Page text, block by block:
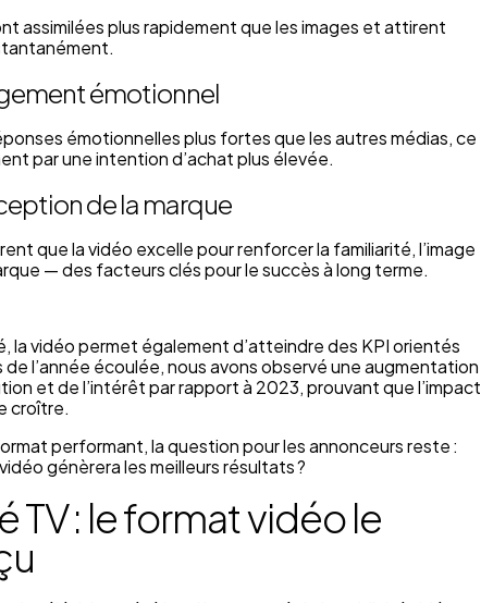
assimilées plus rapidement que les images et attirent
émotionnel
émotionnelles plus fortes que les autres médias, ce
par une intention d’achat plus élevée.
de la marque
que la vidéo excelle pour renforcer la familiarité, l’image
— des facteurs clés pour le succès à long terme.
la vidéo permet également d’atteindre des KPI orientés
l’année écoulée, nous avons observé une augmentation
et de l’intérêt par rapport à 2023, prouvant que l’impact
croître.
performant, la question pour les annonceurs reste :
génèrera les meilleurs résultats ?
TV : le format vidéo le